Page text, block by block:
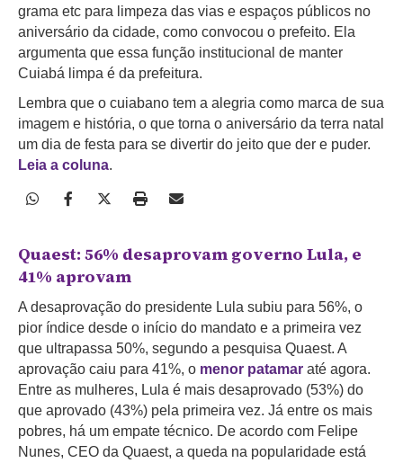
grama etc para limpeza das vias e espaços públicos no
aniversário da cidade, como convocou o prefeito. Ela
argumenta que essa função institucional de manter
Cuiabá limpa é da prefeitura.
Lembra que o cuiabano tem a alegria como marca de sua
imagem e história, o que torna o aniversário da terra natal
um dia de festa para se divertir do jeito que der e puder.
Leia a coluna.
Quaest: 56% desaprovam governo Lula, e
41% aprovam
A desaprovação do presidente Lula subiu para 56%, o
pior índice desde o início do mandato e a primeira vez
que ultrapassa 50%, segundo a pesquisa Quaest. A
aprovação caiu para 41%, o menor patamar até agora.
Entre as mulheres, Lula é mais desaprovado (53%) do
que aprovado (43%) pela primeira vez. Já entre os mais
pobres, há um empate técnico. De acordo com Felipe
Nunes, CEO da Quaest, a queda na popularidade está